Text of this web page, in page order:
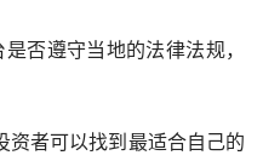
是否遵守当地的法律法规，
资者可以找到最适合自己的